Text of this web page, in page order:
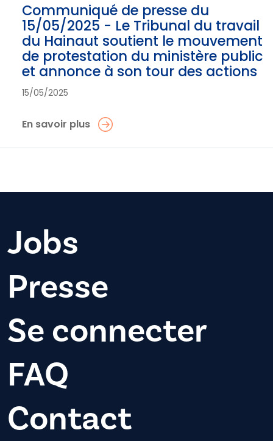
Communiqué de presse du
15/05/2025 - Le Tribunal du travail
du Hainaut soutient le mouvement
de protestation du ministère public
et annonce à son tour des actions
15/05/2025
En savoir plus
Jobs
Presse
Se connecter
FAQ
Contact